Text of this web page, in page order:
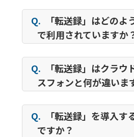
Q.
「転送録」はどのよ
で利用されていますか
Q.
「転送録」はクラウ
スフォンと何が違いま
Q.
「転送録」を導入す
ですか？